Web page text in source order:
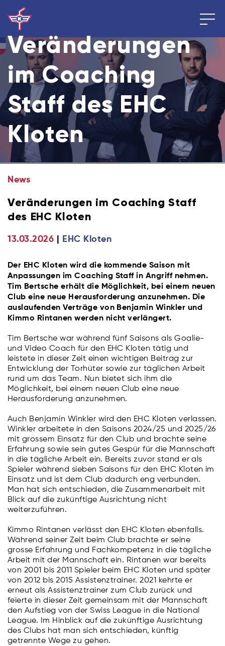
Veränderungen
im Coaching
Staff des EHC
Kloten
News
Veränderungen im Coaching Staff
des EHC Kloten
13.03.2026 EHC Kloten
Der EHC Kloten wird die kommende Saison mit
Anpassungen im Coaching Staff in Angriff nehmen.
Tim Bertsche erhält die Möglichkeit, bei einem neuen
Club eine neue Herausforderung anzunehmen. Die
auslaufenden Verträge von Benjamin Winkler und
Kimmo Rintanen werden nicht verlängert.
Tim Bertsche war während fünf Saisons als Goalie-
und Video Coach für den EHC Kloten tätig und
leistete in dieser Zeit einen wichtigen Beitrag zur
Entwicklung der Torhüter sowie zur täglichen Arbeit
rund um das Team. Nun bietet sich ihm die
Möglichkeit, bei einem neuen Club eine neue
Herausforderung anzunehmen.
Auch Benjamin Winkler wird den EHC Kloten verlassen.
Winkler arbeitete in den Saisons 2024/25 und 2025/26
mit grossem Einsatz für den Club und brachte seine
Erfahrung sowie sein gutes Gespür für die Mannschaft
in die tägliche Arbeit ein. Bereits zuvor stand er als
Spieler während sieben Saisons für den EHC Kloten im
Einsatz und ist dem Club dadurch eng verbunden.
Man hat sich entschieden, die Zusammenarbeit mit
Blick auf die zukünftige Ausrichtung nicht
weiterzuführen.
Kimmo Rintanen verlässt den EHC Kloten ebenfalls.
Während seiner Zeit beim Club brachte er seine
grosse Erfahrung und Fachkompetenz in die tägliche
Arbeit mit der Mannschaft ein. Rintanen war bereits
von 2001 bis 2011 Spieler beim EHC Kloten und später
von 2012 bis 2015 Assistenztrainer. 2021 kehrte er
erneut als Assistenztrainer zum Club zurück und
feierte in dieser Zeit gemeinsam mit der Mannschaft
den Aufstieg von der Swiss League in die National
League. Im Hinblick auf die zukünftige Ausrichtung
des Clubs hat man sich entschieden, künftig
getrennte Wege zu gehen.